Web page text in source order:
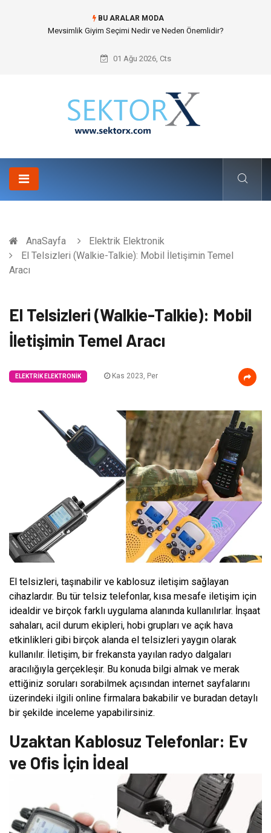
BU ARALAR MODA
Hansgrohe Ankastre Duş Seti Banyo Mimarisinde Konforu Nasıl
01 Ağu 2026, Cts
AnaSayfa
Elektrik Elektronik
El Telsizleri (Walkie-Talkie): Mobil İletişimin Temel
Aracı
El Telsizleri (Walkie-Talkie): Mobil
İletişimin Temel Aracı
ELEKTRIK ELEKTRONIK Kas 2023, Per
El telsizleri, taşınabilir ve kablosuz iletişim sağlayan
cihazlardır. Bu tür telsiz telefonlar, kısa mesafe iletişim için
idealdir ve birçok farklı uygulama alanında kullanılırlar. İnşaat
sahaları, acil durum ekipleri, hobi grupları ve açık hava
etkinlikleri gibi birçok alanda el telsizleri yaygın olarak
kullanılır. İletişim, bir frekansta yayılan radyo dalgaları
aracılığıyla gerçekleşir. Bu konuda bilgi almak ve merak
ettiğiniz soruları sorabilmek açısından internet sayfalarını
üzerindeki ilgili online firmalara bakabilir ve buradan detaylı
bir şekilde inceleme yapabilirsiniz.
Uzaktan Kablosuz Telefonlar: Ev
ve Ofis İçin İdeal